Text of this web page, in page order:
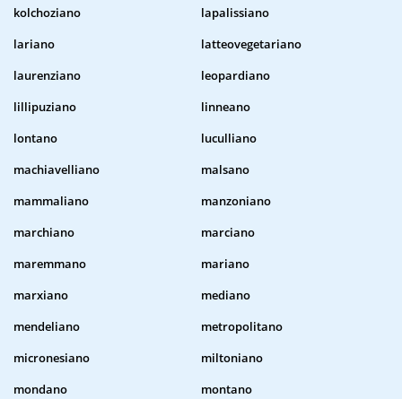
kolchoziano
lapalissiano
lariano
latteovegetariano
laurenziano
leopardiano
lillipuziano
linneano
lontano
luculliano
machiavelliano
malsano
mammaliano
manzoniano
marchiano
marciano
maremmano
mariano
marxiano
mediano
mendeliano
metropolitano
micronesiano
miltoniano
mondano
montano